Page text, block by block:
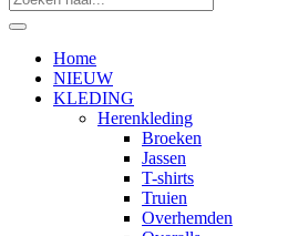
Home
NIEUW
KLEDING
Herenkleding
Broeken
Jassen
T-shirts
Truien
Overhemden